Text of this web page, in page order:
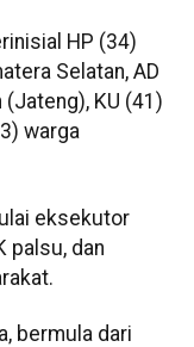
HP (34)
Selatan, AD
(Jateng), KU (41)
warga
eksekutor
palsu, dan
bermula dari